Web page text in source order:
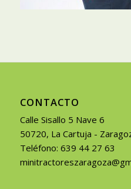
CONTACTO
Calle Sisallo 5 Nave 6
50720, La Cartuja -
Teléfono: 639 44 27 63